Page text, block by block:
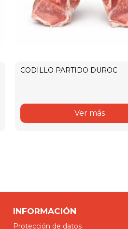
CODILLO PARTIDO DUROC
Ver más
INFORMACIÓN
Protección de datos